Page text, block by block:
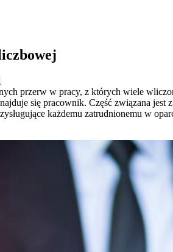
przerw w pracy, z których wiele
się pracownik. Część związana
każdemu zatrudnionemu w